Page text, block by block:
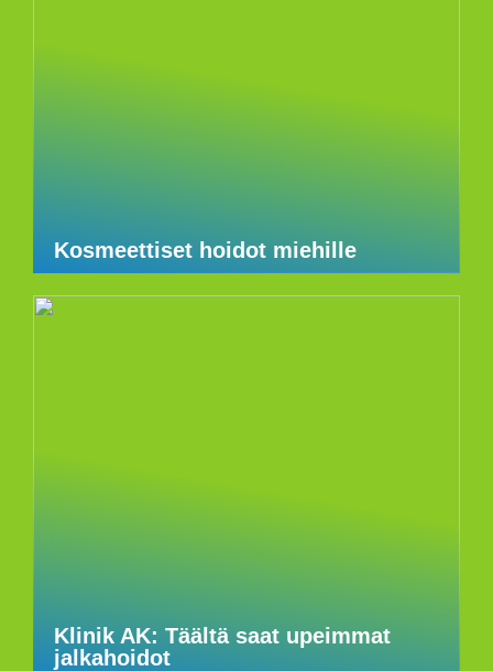
Kosmeettiset hoidot miehille
Klinik AK: Täältä saat upeimmat
jalkahoidot